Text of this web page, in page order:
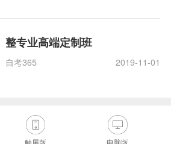
整专业高端定制班
自考365 2019-11-01